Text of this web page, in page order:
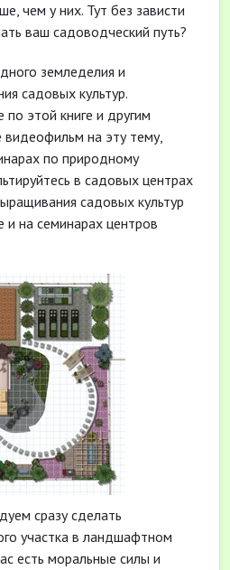
чем у них. Тут без зависти
ваш садоводческий путь?
земледелия и
садовых культур.
этой книге и другим
на эту тему,
по природному
в садовых центрах
садовых культур
и на семинарах центров
сразу сделать
участка в ландшафтном
есть моральные силы и